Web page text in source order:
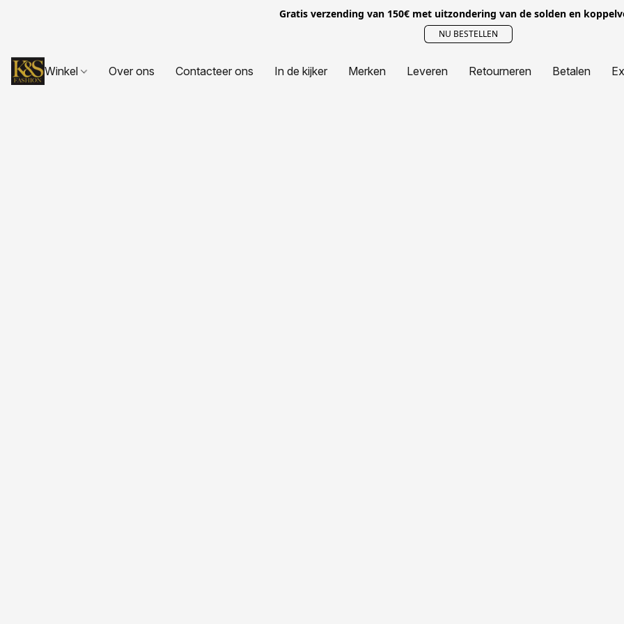
Gratis verzending van 150€ met uitzondering van de solden en
NU BESTELLEN
Winkel Over ons Contacteer ons In de kijker Merken Leveren Retourneren Betalen